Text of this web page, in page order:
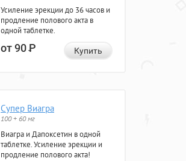
Усиление эрекции до 36 часов и
продление полового акта в
одной таблетке.
от 90Р Купить
Супер Виагра
100 + 60 мг
Виагра и Дапоксетин в одной
таблетке. Усиление эрекции и
продление полового акта!